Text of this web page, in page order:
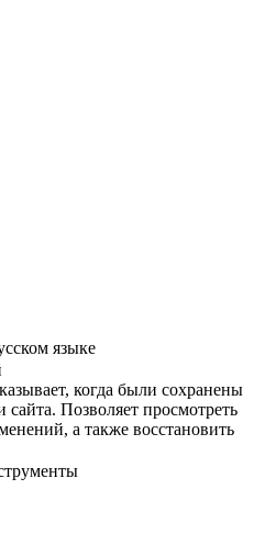
языке
когда были сохранены
Позволяет просмотреть
а также восстановить